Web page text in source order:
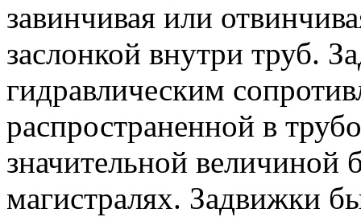
завинчивая или
заслонкой внутри труб.
гидравлическим
распространенной в
значительной величиной
магистралях. Задвижки